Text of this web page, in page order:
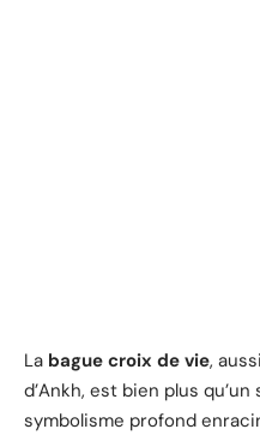
La bague croix de vie,
d’Ankh, est bien plus
symbolisme profond